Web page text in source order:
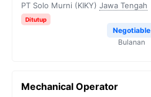
PT Solo Murni (KIKY) Jawa Tengah
Ditutup
Negotiable
Bulanan
Mechanical Operator